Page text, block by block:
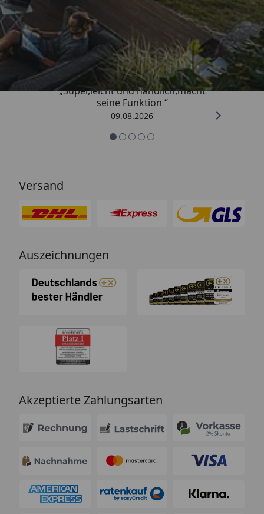
Trusted Shops
4,81/ 5
„Super,leicht und handlich,macht
seine Funktion “
09.08.2026
Versand
Auszeichnungen
Akzeptierte Zahlungsarten